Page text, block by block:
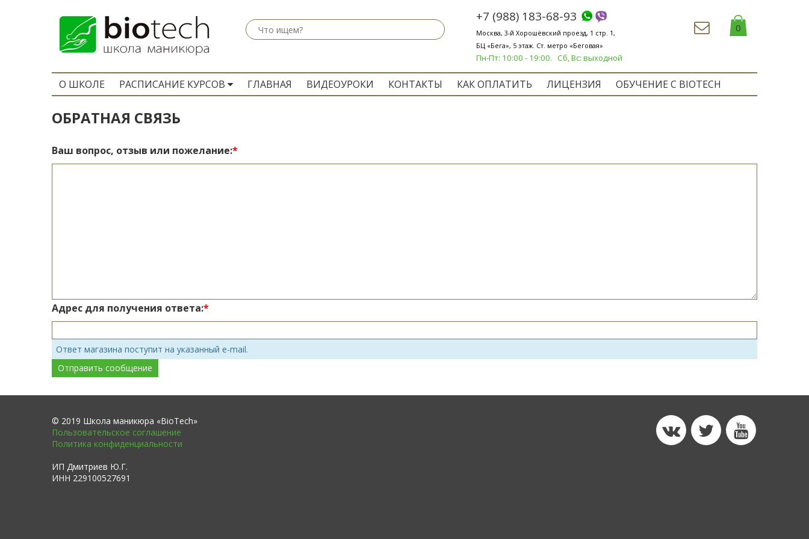
+7 (988) 183-68-93
Москва, 3-й Хорошёвский проезд, 1 стр. 1,
БЦ «Бега», 5 этаж. Ст. метро «Беговая»
Пн-Пт: 10:00 - 19:00. Сб, Вс: выходной
0
O ШКОЛЕ РАСПИСАНИЕ КУРСОВ ГЛАВНАЯ ВИДЕОУРОКИ КОНТАКТЫ КАК ОПЛАТИТЬ ЛИЦЕНЗИЯ ОБУЧЕНИЕ С BIOTECH
ОБРАТНАЯ СВЯЗЬ
Ваш вопрос, отзыв или пожелание:
Адрес для получения ответа:
Ответ магазина поступит на указанный e-mail.
© 2019 Школа маникюра «BioTech»
Пользовательское соглашение
Политика конфиденциальности
ИП Дмитриев Ю.Г.
ИНН 229100527691